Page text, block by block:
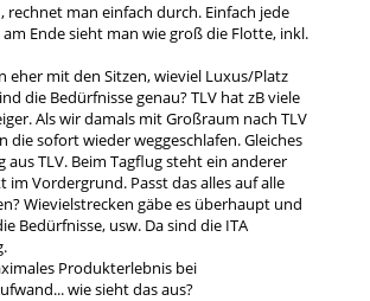
rechnet man einfach durch. Einfach jede
Ende sieht man wie groß die Flotte, inkl.
eher mit den Sitzen, wieviel Luxus/Platz
die Bedürfnisse genau? TLV hat zB viele
Als wir damals mit Großraum nach TLV
die sofort wieder weggeschlafen. Gleiches
aus TLV. Beim Tagflug steht ein anderer
im Vordergrund. Passt das alles auf alle
Wievielstrecken gäbe es überhaupt und
Bedürfnisse, usw. Da sind die ITA
Produkterlebnis bei
wie sieht das aus?